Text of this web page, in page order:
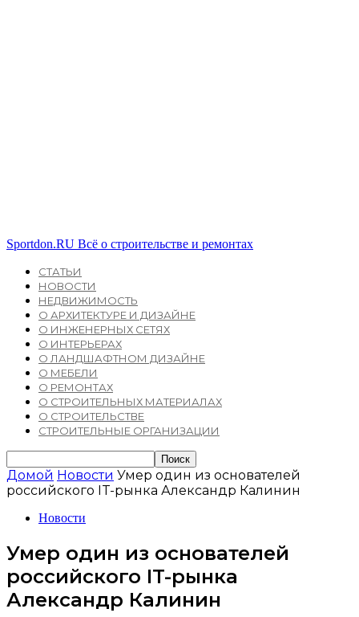
Sportdon.RU Всё о строительстве и ремонтах
СТАТЬИ
НОВОСТИ
НЕДВИЖИМОСТЬ
О АРХИТЕКТУРЕ И ДИЗАЙНЕ
О ИНЖЕНЕРНЫХ СЕТЯХ
О ИНТЕРЬЕРАХ
О ЛАНДШАФТНОМ ДИЗАЙНЕ
О МЕБЕЛИ
О РЕМОНТАХ
О СТРОИТЕЛЬНЫХ МАТЕРИАЛАХ
О СТРОИТЕЛЬСТВЕ
СТРОИТЕЛЬНЫЕ ОРГАНИЗАЦИИ
Домой Новости Умер один из основателей
российского IT-рынка Александр Калинин
Новости
Умер один из основателей
российского IT-рынка
Александр Калинин